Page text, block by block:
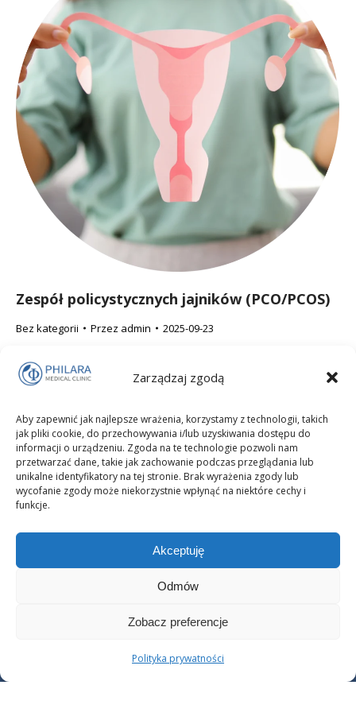
Zarządzaj zgodą
Aby zapewnić jak najlepsze wrażenia, korzystamy z technologii, takich
jak pliki cookie, do przechowywania i/lub uzyskiwania dostępu do
informacji o urządzeniu. Zgoda na te technologie pozwoli nam
przetwarzać dane, takie jak zachowanie podczas przeglądania lub
unikalne identyfikatory na tej stronie. Brak wyrażenia zgody lub
wycofanie zgody może niekorzystnie wpłynąć na niektóre cechy i
funkcje.
Akceptuję
Odmów
Zobacz preferencje
Polityka prywatności
Zespół policystycznych jajników (PCO/PCOS)
Bez kategorii Przez admin 2025-09-23
kobiety w wieku rozrodczym. Sprawdź, jakie są objawy, jak
przekreśla szans na ciążę. Poznaj skuteczne metody poprawy
zdrowia hormonalnego i jakości życia.
Copyright © 2025 PHILARA Medical Clinic Prywatna Klinika